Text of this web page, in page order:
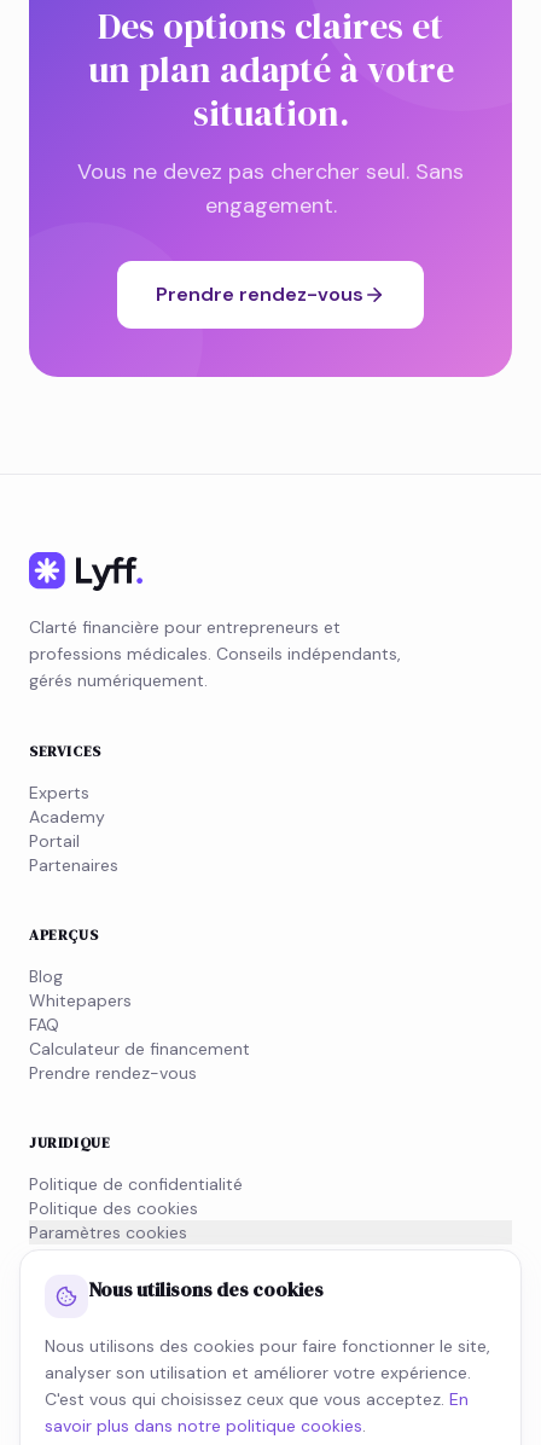
Des options claires et
un plan adapté à votre
situation.
Vous ne devez pas chercher seul. Sans
engagement.
Prendre rendez-vous
Clarté financière pour entrepreneurs et
professions médicales. Conseils indépendants,
gérés numériquement.
SERVICES
Experts
Academy
Portail
Partenaires
APERÇUS
Blog
Whitepapers
FAQ
Calculateur de financement
Prendre rendez-vous
JURIDIQUE
Politique de confidentialité
Politique des cookies
Paramètres cookies
Informations MiFID
NEWSLETTER
Inscrivez-vous à notre newsletter et restez informé de
l'actualité fiscale.
Nous utilisons des cookies
Nous utilisons des cookies pour faire fonctionner le site,
analyser son utilisation et améliorer votre expérience.
C'est vous qui choisissez ceux que vous acceptez. En
savoir plus dans notre politique cookies.